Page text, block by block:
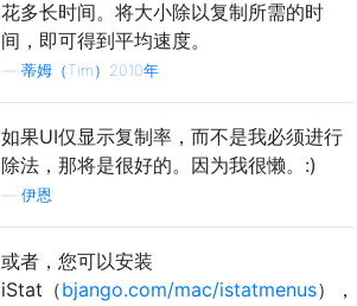
花多长时间。将大小除以复制所需的时
间，即可得到平均速度。
蒂姆（Tim）2010年
如果UI仅显示复制率，而不是我必须进行
除法，那将是很好的。因为我很懒。:)
伊恩
或者，您可以安装
iStat（bjango.com/mac/istatmenus），